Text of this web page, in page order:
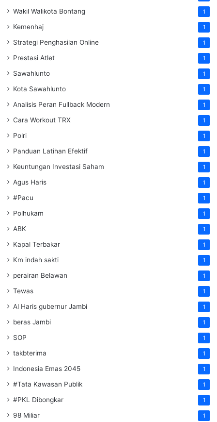
Wakil Walikota Bontang 1
Kemenhaj 1
Strategi Penghasilan Online 1
Prestasi Atlet 1
Sawahlunto 1
Kota Sawahlunto 1
Analisis Peran Fullback Modern 1
Cara Workout TRX 1
Polri 1
Panduan Latihan Efektif 1
Keuntungan Investasi Saham 1
Agus Haris 1
#Pacu 1
Polhukam 1
ABK 1
Kapal Terbakar 1
Km indah sakti 1
perairan Belawan 1
Tewas 1
Al Haris gubernur Jambi 1
beras Jambi 1
SOP 1
takbterima 1
Indonesia Emas 2045 1
#Tata Kawasan Publik 1
#PKL Dibongkar 1
98 Miliar 1